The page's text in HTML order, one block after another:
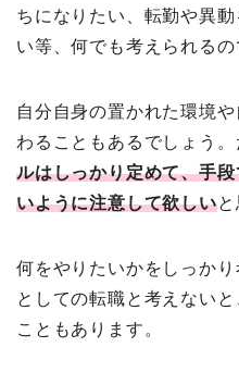
ちになりたい、転勤や異
い等、何でも考えられるの
自分自身の置かれた環境
わることもあるでしょう。
ルはしっかり定めて、手
いように注意して欲しいと
何をやりたいかをしっか
としての転職と考えないと
こともあります。